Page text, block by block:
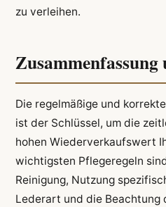
zu verleihen.
Die regelmäßige und
ist der Schlüssel, um die
hohen Wiederverkaufswert
wichtigsten Pflegeregeln
Reinigung, Nutzung
Lederart und die Beachtung